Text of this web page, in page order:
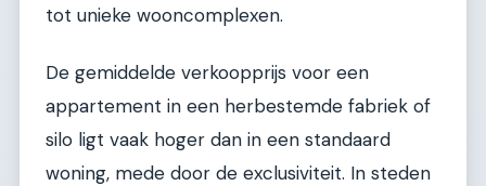
tot unieke wooncomplexen.
De gemiddelde verkoopprijs voor een
appartement in een herbestemde fabriek of
silo ligt vaak hoger dan in een standaard
woning, mede door de exclusiviteit. In steden